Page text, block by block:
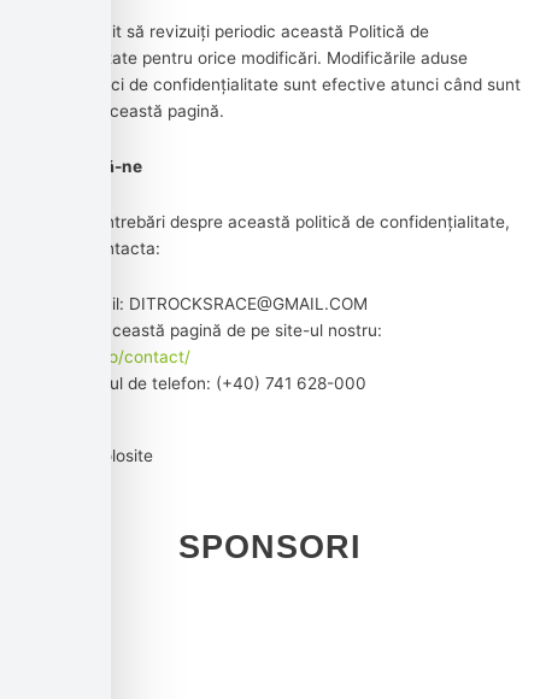
Sunteți sfătuit să revizuiți periodic această Politică de
confidențialitate pentru orice modificări. Modificările aduse
acestei Politici de confidențialitate sunt efective atunci când sunt
postate pe această pagină.
Contactează-ne
Dacă aveți întrebări despre această politică de confidențialitate,
ne puteți contacta:
Prin e-mail: DITROCKSRACE@GMAIL.COM
Vizitând această pagină de pe site-ul nostru:
ditrocks.ro/contact/
La numărul de telefon: (+40) 741 628-000
Cookie-uri folosite
SPONSORI